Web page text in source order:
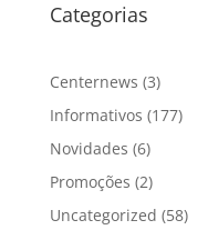
Categorias
Centernews (3)
Informativos (177)
Novidades (6)
Promoções (2)
Uncategorized (58)